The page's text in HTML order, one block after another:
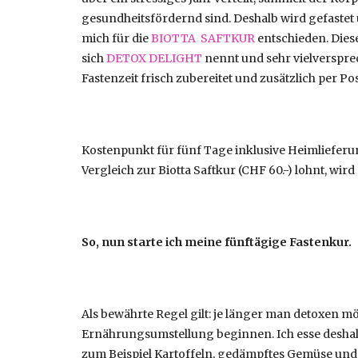
gesundheitsfördernd sind. Deshalb wird gefastet
mich für dieBIOTTA SAFTKUR entschieden.
sichDETOX DELIGHT nennt und sehr
Fastenzeit frisch zubereitet und zusätzlich per
Kostenpunkt für fünf Tage inklusive
Vergleich zur Biotta Saftkur (CHF 60.-) lohnt, wird
So, nun starte ich meine fünftägige Fastenkur.
Als bewährte Regel gilt: je länger man detoxen
Ernährungsumstellung beginnen. Ich esse
zum Beispiel Kartoffeln, gedämpftes Gemüse